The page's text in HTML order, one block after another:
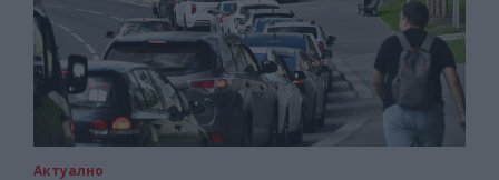
Актуално